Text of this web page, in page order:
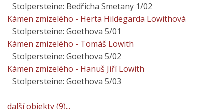
Stolpersteine: Bedřicha Smetany 1/02
Kámen zmizelého - Herta Hildegarda Löwithová
Stolpersteine: Goethova 5/01
Kámen zmizelého - Tomáš Löwith
Stolpersteine: Goethova 5/02
Kámen zmizelého - Hanuš Jiří Löwith
Stolpersteine: Goethova 5/03
další objekty (9)...